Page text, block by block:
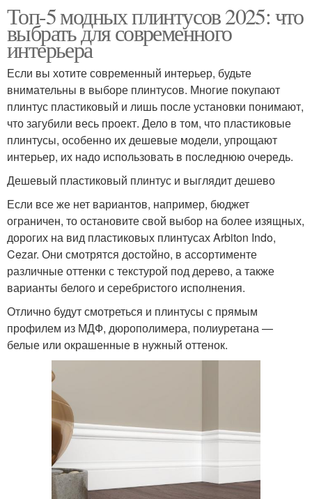
Топ-5 модных плинтусов 2025: что
выбрать для современного
интерьера
Если вы хотите современный интерьер, будьте
внимательны в выборе плинтусов. Многие покупают
плинтус пластиковый и лишь после установки понимают,
что загубили весь проект. Дело в том, что пластиковые
плинтусы, особенно их дешевые модели, упрощают
интерьер, их надо использовать в последнюю очередь.
Дешевый пластиковый плинтус и выглядит дешево
Если все же нет вариантов, например, бюджет
ограничен, то остановите свой выбор на более изящных,
дорогих на вид пластиковых плинтусах Arbiton Indo,
Cezar. Они смотрятся достойно, в ассортименте
различные оттенки с текстурой под дерево, а также
варианты белого и серебристого исполнения.
Отлично будут смотреться и плинтусы с прямым
профилем из МДФ, дюрополимера, полиуретана —
белые или окрашенные в нужный оттенок.